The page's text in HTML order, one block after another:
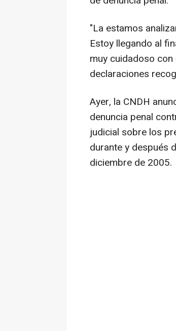
"La estamos
Estoy llegando al
muy cuidadoso
declaraciones
Ayer, la CNDH
denuncia penal
judicial sobre los
durante y después
diciembre de 2005.